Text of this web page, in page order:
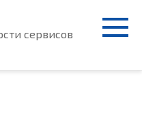
сервисов